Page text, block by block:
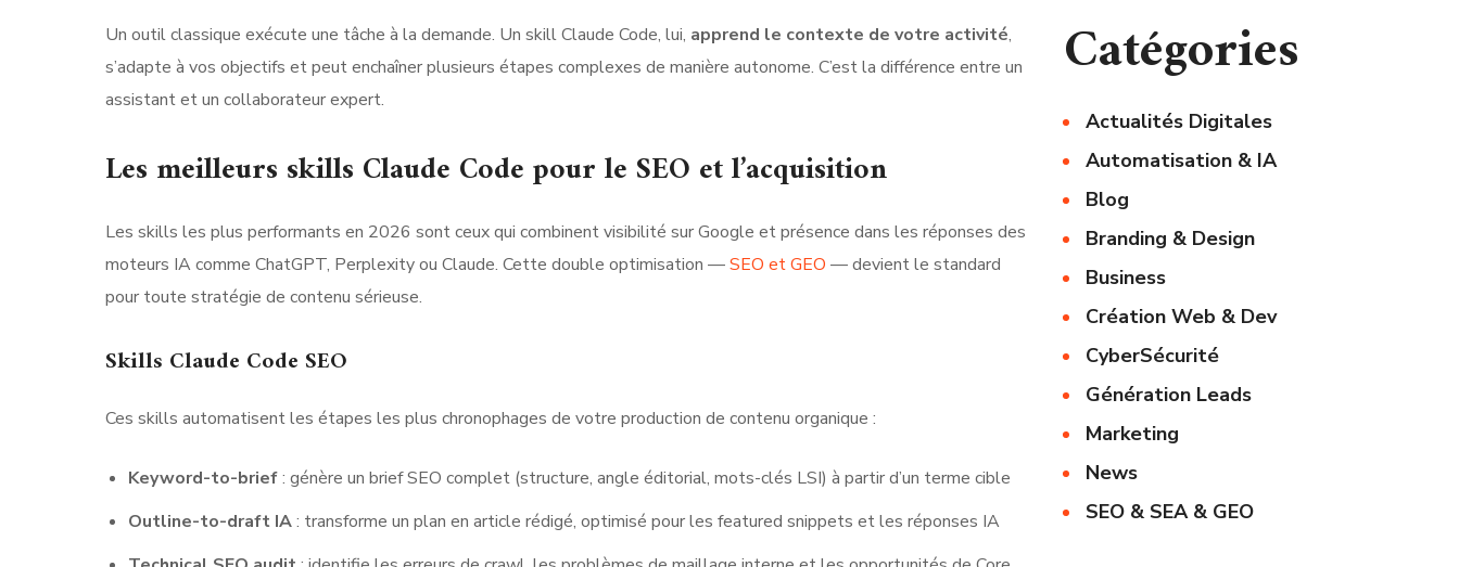
Un outil classique exécute une tâche à la demande. Un skill Claude Code, lui, apprend le contexte de votre activité,
s’adapte à vos objectifs et peut enchaîner plusieurs étapes complexes de manière autonome. C’est la différence entre un
assistant et un collaborateur expert.
Les meilleurs skills Claude Code pour le SEO et l’acquisition
Les skills les plus performants en 2026 sont ceux qui combinent visibilité sur Google et présence dans les réponses des
moteurs IA comme ChatGPT, Perplexity ou Claude. Cette double optimisation —SEO et GEO — devient le standard
pour toute stratégie de contenu sérieuse.
Skills Claude Code SEO
Ces skills automatisent les étapes les plus chronophages de votre production de contenu organique :
Keyword-to-brief: génère un brief SEO complet (structure, angle éditorial, mots-clés LSI) à partir d’un terme cible
Outline-to-draft IA: transforme un plan en article rédigé, optimisé pour les featured snippets et les réponses IA
Catégories
Actualités Digitales
Automatisation & IA
Blog
Branding & Design
Business
Création Web & Dev
CyberSécurité
Génération Leads
Marketing
News
SEO & SEA & GEO